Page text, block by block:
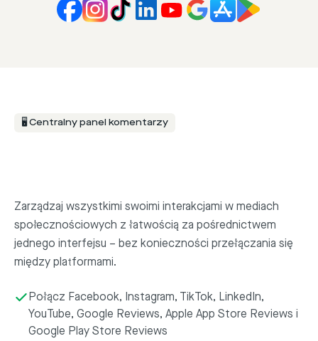
🖥 Centralny panel komentarzy
Zarządzaj wszystkimi swoimi interakcjami w mediach
społecznościowych z łatwością za pośrednictwem
jednego interfejsu – bez konieczności przełączania się
między platformami.
Połącz Facebook, Instagram, TikTok, LinkedIn,
YouTube, Google Reviews, Apple App Store Reviews i
Google Play Store Reviews